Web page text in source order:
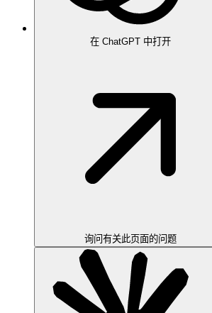
在 ChatGPT 中打开
询问有关此页面的问题